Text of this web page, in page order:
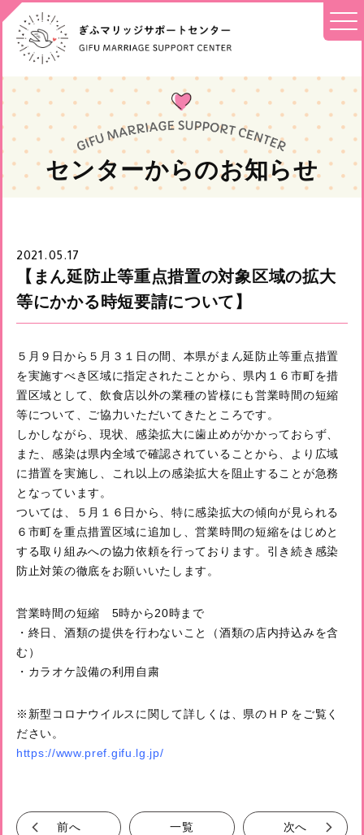
センターからのお知らせ
2021.05.17
【まん延防止等重点措置の対象区域の拡大
等にかかる時短要請について】
５月９日から５月３１日の間、本県がまん延防止等重点措置
を実施すべき区域に指定されたことから、県内１６市町を措
置区域として、飲食店以外の業種の皆様にも営業時間の短縮
等について、ご協力いただいてきたところです。
しかしながら、現状、感染拡大に歯止めがかかっておらず、
また、感染は県内全域で確認されていることから、より広域
に措置を実施し、これ以上の感染拡大を阻止することが急務
となっています。
ついては、５月１６日から、特に感染拡大の傾向が見られる
６市町を重点措置区域に追加し、営業時間の短縮をはじめと
する取り組みへの協力依頼を行っております。引き続き感染
防止対策の徹底をお願いいたします。
営業時間の短縮 5時から20時まで
・終日、酒類の提供を行わないこと（酒類の店内持込みを含
む）
・カラオケ設備の利用自粛
※新型コロナウイルスに関して詳しくは、県のＨＰをご覧く
ださい。
https://www.pref.gifu.lg.jp/
前へ 一覧 次へ